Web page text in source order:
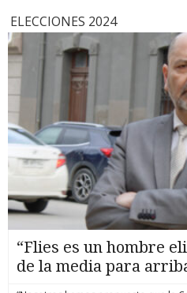
ELECCIONES 2024
“Flies es un hombre
de la media para